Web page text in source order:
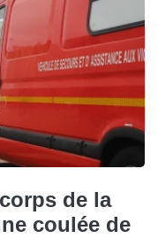
de la
coulée de